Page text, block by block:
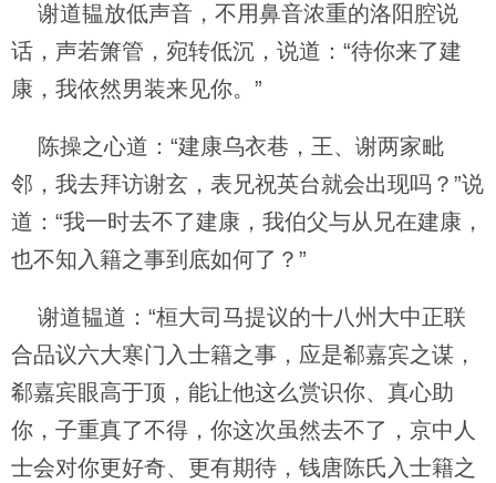
谢道韫放低声音，不用鼻音浓重的洛阳腔说
话，声若箫管，宛转低沉，说道：“待你来了建
康，我依然男装来见你。”
陈操之心道：“建康乌衣巷，王、谢两家毗
邻，我去拜访谢玄，表兄祝英台就会出现吗？”说
道：“我一时去不了建康，我伯父与从兄在建康，
也不知入籍之事到底如何了？”
谢道韫道：“桓大司马提议的十八州大中正联
合品议六大寒门入士籍之事，应是郗嘉宾之谋，
郗嘉宾眼高于顶，能让他这么赏识你、真心助
你，子重真了不得，你这次虽然去不了，京中人
士会对你更好奇、更有期待，钱唐陈氏入士籍之